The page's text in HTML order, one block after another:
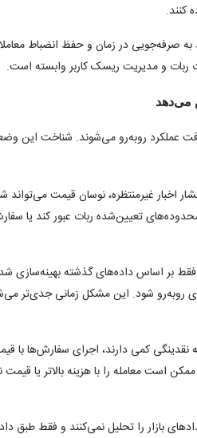
کنند.
به صرفه‌جویی در زمان و حفظ انضباط
ربات و مدیریت ریسک کاربر وابسته است.
می‌دهد
افت عملکرد روبه‌رو می‌شوند. شناخت این
اخبار غیرمنتظره، نوسان قیمت می‌تواند
تعیین‌شده ربات عبور کند یا
فقط بر اساس داده‌های گذشته بهینه‌سازی
روبه‌رو شود. این مشکل زمانی جدی‌تر
نقدینگی کمی دارند، اجرای سفارش‌ها با
است معامله را با هزینه بالاتر یا قیمت
بازار را تحلیل نمی‌کنند و فقط طبق